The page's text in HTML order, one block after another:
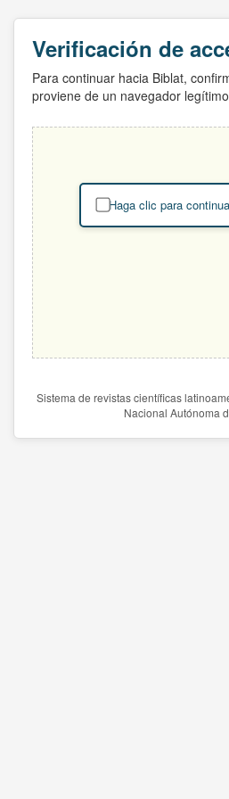
Verificación de
Para continuar hacia Biblat,
proviene de un navegador
Haga clic para
Sistema de revistas científicas
Nacional Autónoma